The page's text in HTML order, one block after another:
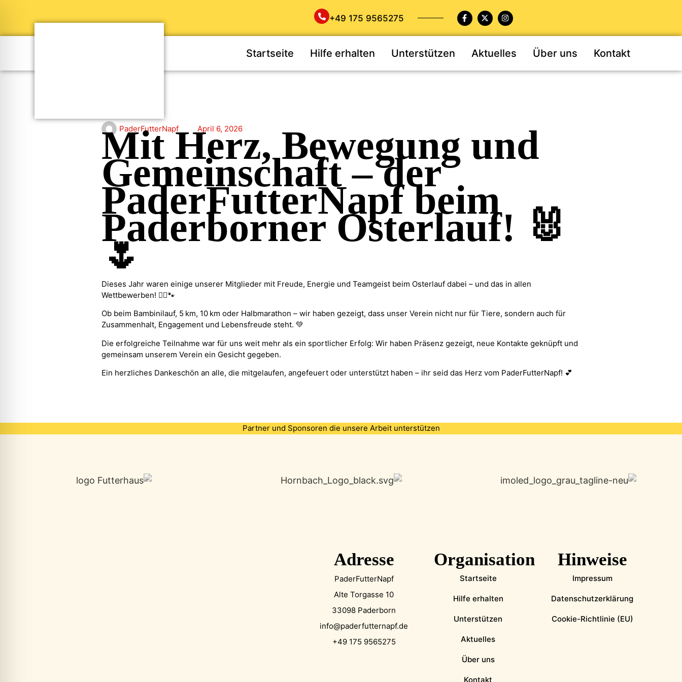
+49 175 9565275
Startseite Hilfe erhalten Unterstützen Aktuelles Über uns Kontakt
PaderFutterNapf April 6, 2026
Mit Herz, Bewegung und
Gemeinschaft – der
PaderFutterNapf beim
Paderborner Osterlauf! 🐰
🌷
Dieses Jahr waren einige unserer Mitglieder mit Freude, Energie und Teamgeist beim Osterlauf dabei – und das in allen
Wettbewerben! 🏃‍♀️🐾
Ob beim Bambinilauf, 5 km, 10 km oder Halbmarathon – wir haben gezeigt, dass unser Verein nicht nur für Tiere, sondern auch für
Zusammenhalt, Engagement und Lebensfreude steht. 💚
Die erfolgreiche Teilnahme war für uns weit mehr als ein sportlicher Erfolg: Wir haben Präsenz gezeigt, neue Kontakte geknüpft und
gemeinsam unserem Verein ein Gesicht gegeben.
Ein herzliches Dankeschön an alle, die mitgelaufen, angefeuert oder unterstützt haben – ihr seid das Herz vom PaderFutterNapf! 💕
Partner und Sponsoren die unsere Arbeit unterstützen
Adresse
PaderFutterNapf
Alte Torgasse 10
33098 Paderborn
info@paderfutternapf.de
+49 175 9565275
Organisation
Startseite
Hilfe erhalten
Unterstützen
Aktuelles
Über uns
Kontakt
Hinweise
Impressum
Datenschutzerklärung
Cookie-Richtlinie (EU)